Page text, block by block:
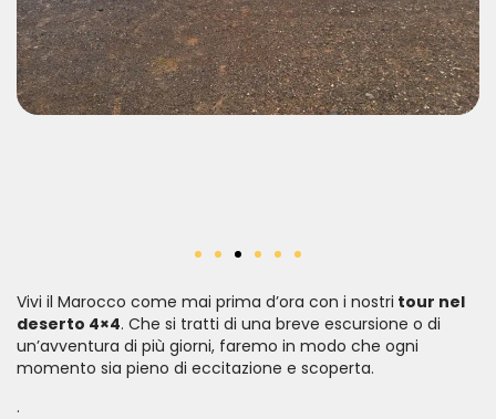
Vivi il Marocco come mai prima d’ora con i nostri tour nel
deserto 4×4. Che si tratti di una breve escursione o di
un’avventura di più giorni, faremo in modo che ogni
momento sia pieno di eccitazione e scoperta.
.